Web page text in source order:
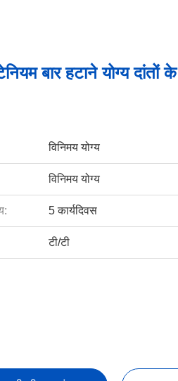
बार हटाने योग्य दांतों
विनिमय योग्य
विनिमय योग्य
5 कार्यदिवस
टी/टी